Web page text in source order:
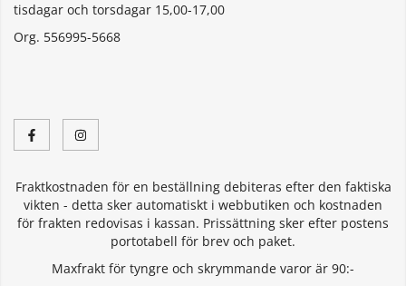
tisdagar och torsdagar 15,00-17,00
Org. 556995-5668
Fraktkostnaden för en beställning debiteras efter den faktiska
vikten - detta sker automatiskt i webbutiken och kostnaden
för frakten redovisas i kassan. Prissättning sker efter postens
portotabell för brev och paket.
Maxfrakt för tyngre och skrymmande varor är 90:-